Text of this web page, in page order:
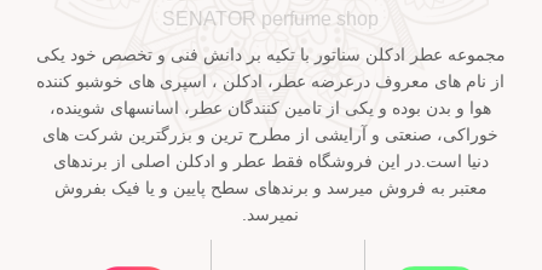
SENATOR perfume shop
مجموعه عطر ادکلن سناتور با تکیه بر دانش فنی و تخصص خود یکی
از نام های معروف درعرضه عطر، ادکلن ، اسپری های خوشبو کننده
هوا و بدن بوده و یکی از تامین کنندگان عطر، اسانسهای شوینده،
خوراکی، صنعتی و آرایشی از مطرح ترین و بزرگترین شرکت های
دنیا است.در این فروشگاه فقط عطر و ادکلن اصلی از برندهای
معتبر به فروش میرسد و برندهای سطح پایین و یا فیک بفروش
نمیرسد.